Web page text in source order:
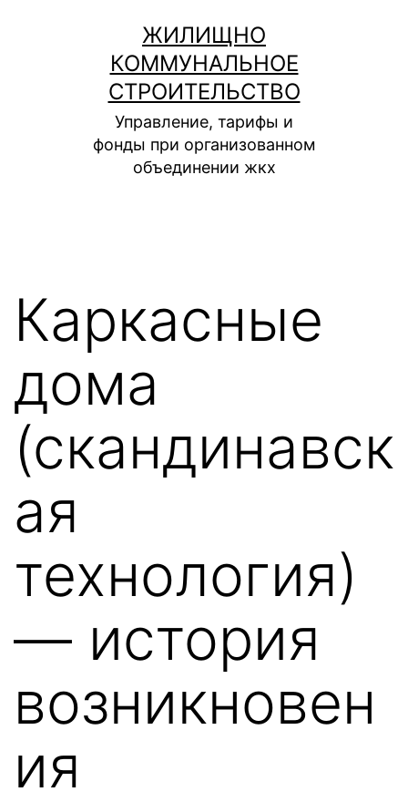
содержимому
ЖИЛИЩНО
КОММУНАЛЬНОЕ
СТРОИТЕЛЬСТВО
Управление, тарифы и
фонды при организованном
объединении жкх
Каркасные
дома
(скандинавск
ая
технология)
— история
возникновен
ия